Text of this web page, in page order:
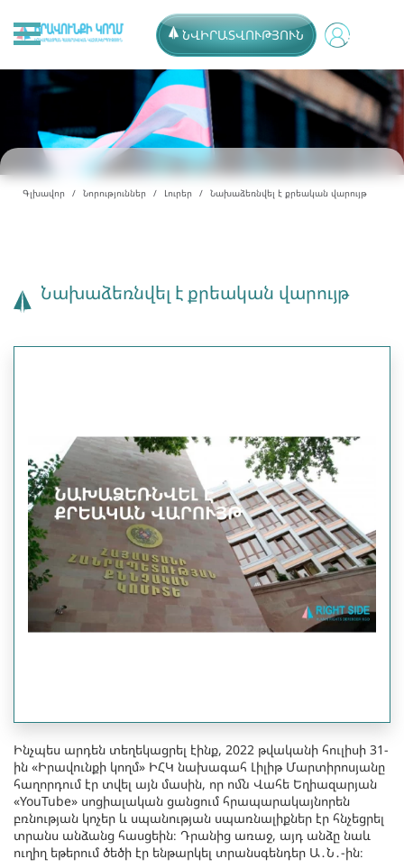
ՆՎԻՐԱՏՎՈՒԹՅՈՒՆ
Գլխավոր Նորություններ Լուրեր Նախաձեռնվել է քրեական վարույթ
Նախաձեռնվել է քրեական վարույթ
Ինչպես արդեն տեղեկացրել էինք, 2022 թվականի հուլիսի 31-
ին «Իրավունքի կողմ» ԻՀԿ նախագահ Լիլիթ Մարտիրոսյանը
հաղորդում էր տվել այն մասին, որ ոմն Վահե Եղիազարյան
«YouTube» սոցիալական ցանցում հրապարակայնորեն
բռնության կոչեր և սպանության սպառնալիքներ էր հնչեցրել
տրանս անձանց հասցեին։ Դրանից առաջ, այդ անձը նաև
ուղիղ եթերում ծեծի էր ենթարկել տրանսգենդեր Ա․Ն․-ին։